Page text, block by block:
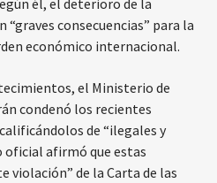
él, el deterioro de la
consecuencias” para la
económico internacional.
el Ministerio de
condenó los recientes
de “ilegales y
oficial afirmó que estas
violación” de la Carta de las